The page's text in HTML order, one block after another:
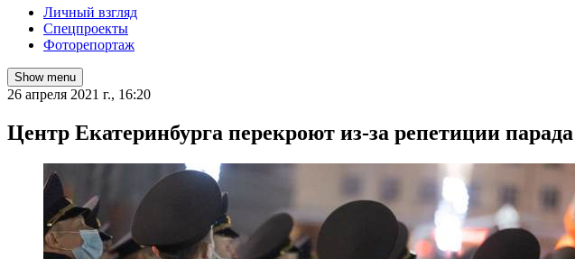
Личный взгляд
Спецпроекты
Фоторепортаж
Show menu
26 апреля 2021 г., 16:20
​Центр Екатеринбурга перекроют из-за репетиции парада